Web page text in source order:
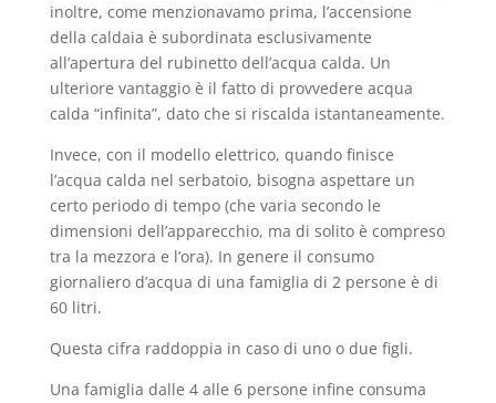
inoltre, come menzionavamo prima, l’accensione
della caldaia è subordinata esclusivamente
all’apertura del rubinetto dell’acqua calda. Un
ulteriore vantaggio è il fatto di provvedere acqua
calda “infinita”, dato che si riscalda istantaneamente.
Invece, con il modello elettrico, quando finisce
l’acqua calda nel serbatoio, bisogna aspettare un
certo periodo di tempo (che varia secondo le
dimensioni dell’apparecchio, ma di solito è compreso
tra la mezzora e l’ora). In genere il consumo
giornaliero d’acqua di una famiglia di 2 persone è di
60 litri.
Questa cifra raddoppia in caso di uno o due figli.
Una famiglia dalle 4 alle 6 persone infine consuma